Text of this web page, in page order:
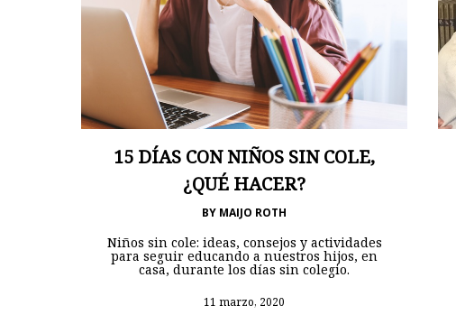
15 DÍAS CON NIÑOS SIN COLE,
¿QUÉ HACER?
BY MAIJO ROTH
Niños sin cole: ideas, consejos y actividades
para seguir educando a nuestros hijos, en
casa, durante los días sin colegio.
11 marzo, 2020